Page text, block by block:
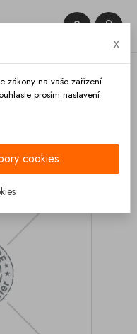


x
zákony na vaše zařízení
prosím nastavení
cookies